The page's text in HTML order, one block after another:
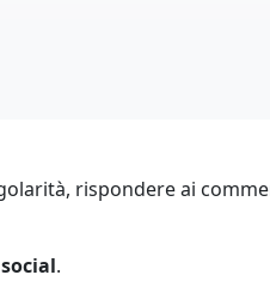
rispondere ai
.